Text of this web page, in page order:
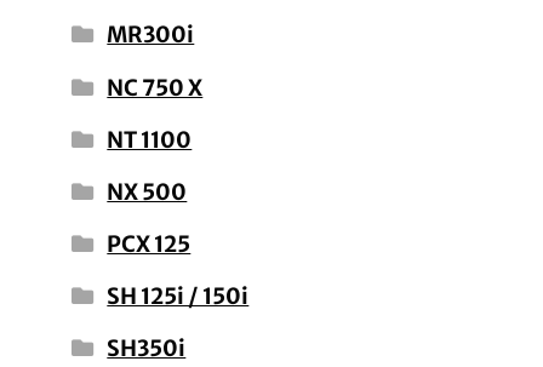
MR300i
NC 750 X
NT 1100
NX 500
PCX 125
SH 125i / 150i
SH350i